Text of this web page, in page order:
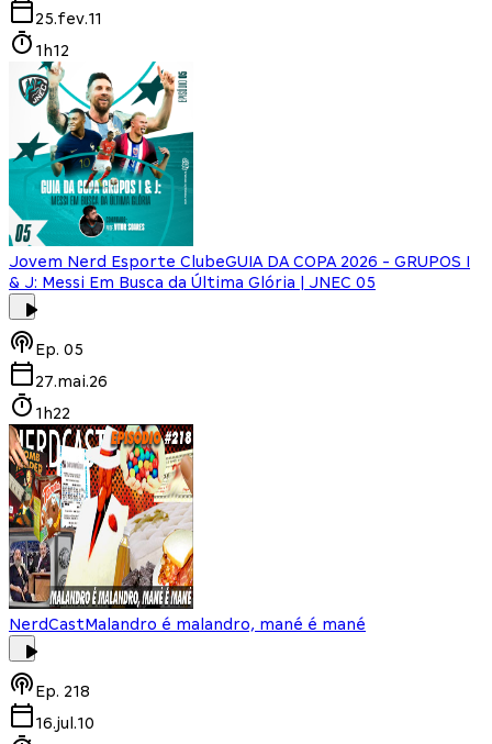
25.fev.11
1h12
Jovem Nerd Esporte ClubeGUIA DA COPA 2026 - GRUPOS I
& J: Messi Em Busca da Última Glória | JNEC 05
Ep. 05
27.mai.26
1h22
NerdCastMalandro é malandro, mané é mané
Ep. 218
16.jul.10